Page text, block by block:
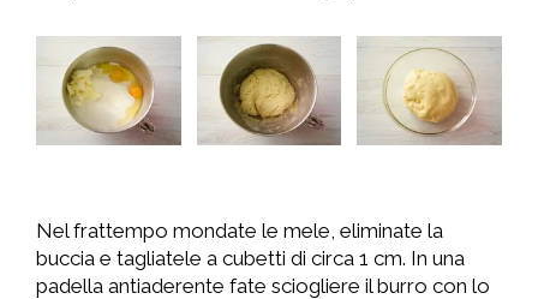
Nel frattempo mondate le mele, eliminate la
buccia e tagliatele a cubetti di circa 1 cm. In una
padella antiaderente fate sciogliere il burro con lo